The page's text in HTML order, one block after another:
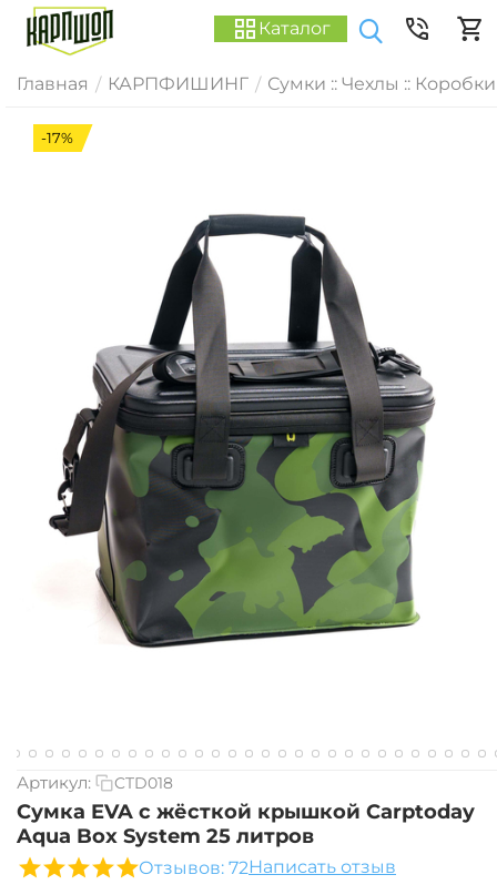
Каталог
Главная / КАРПФИШИНГ / Сумки :: Чехлы :: Коробки
-17%
Артикул: CTD018
Сумка EVA с жёсткой крышкой Carptoday
Aqua Box System 25 литров
Отзывов: 72Написать отзыв